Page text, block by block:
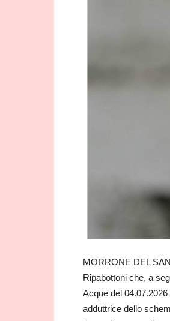
MORRONE DEL
Ripabottoni che, a
Acque del
adduttrice dello